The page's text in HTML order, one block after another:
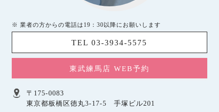
※ 業者の方からの電話は19：30以降にお願いします
TEL 03-3934-5575
東武練馬店 WEB予約
〒175-0083
東京都板橋区徳丸3-17-5 手塚ビル201